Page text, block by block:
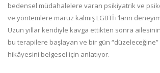
bedensel müdahalelere varan psikiyatrik ve
ve yöntemlere maruz kalmış LGBTİ+’ların
Uzun yıllar kendiyle kavga ettikten sonra
bu terapilere başlayan ve bir gün
hikâyesini belgesel için anlatıyor.